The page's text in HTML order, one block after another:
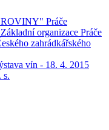
Práče
organizace Práče
zahrádkářského
vín - 18. 4. 2015
s.